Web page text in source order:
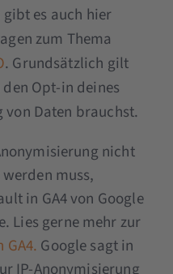
es auch hier
zum Thema
. Grundsätzlich gilt
Opt-in deines
von Daten brauchst.
nicht
muss,
in GA4 von Google
Lies gerne mehr zur
Google sagt in
IP-Anonymisierung